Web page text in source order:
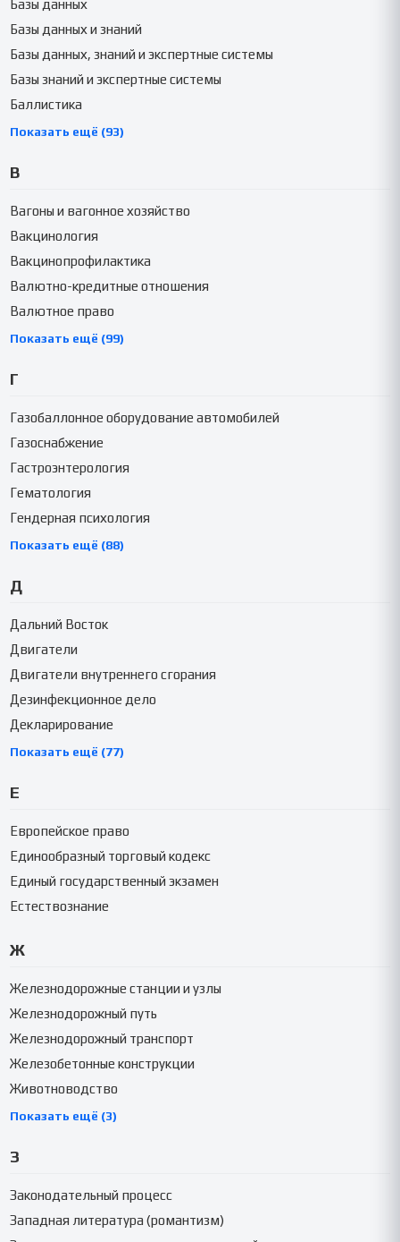
Базы данных
Базы данных и знаний
Базы данных, знаний и экспертные системы
Базы знаний и экспертные системы
Баллистика
Показать ещё (93)
В
Вагоны и вагонное хозяйство
Вакцинология
Вакцинопрофилактика
Валютно-кредитные отношения
Валютное право
Показать ещё (99)
Г
Газобаллонное оборудование автомобилей
Газоснабжение
Гастроэнтерология
Гематология
Гендерная психология
Показать ещё (88)
Д
Дальний Восток
Двигатели
Двигатели внутреннего сгорания
Дезинфекционное дело
Декларирование
Показать ещё (77)
Е
Европейское право
Единообразный торговый кодекс
Единый государственный экзамен
Естествознание
Ж
Железнодорожные станции и узлы
Железнодорожный путь
Железнодорожный транспорт
Железобетонные конструкции
Животноводство
Показать ещё (3)
З
Законодательный процесс
Западная литература (романтизм)